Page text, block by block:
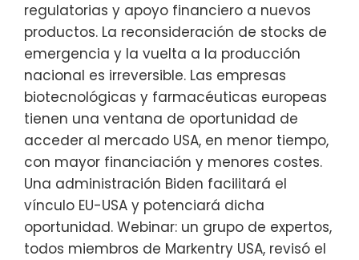
regulatorias y apoyo financiero a nuevos
productos. La reconsideración de stocks de
emergencia y la vuelta a la producción
nacional es irreversible. Las empresas
biotecnológicas y farmacéuticas europeas
tienen una ventana de oportunidad de
acceder al mercado USA, en menor tiempo,
con mayor financiación y menores costes.
Una administración Biden facilitará el
vínculo EU-USA y potenciará dicha
oportunidad. Webinar: un grupo de expertos,
todos miembros de Markentry USA, revisó el